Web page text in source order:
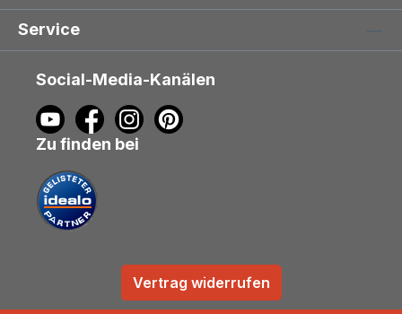
Service
Social-Media-Kanälen
Zu finden bei
Vertrag widerrufen